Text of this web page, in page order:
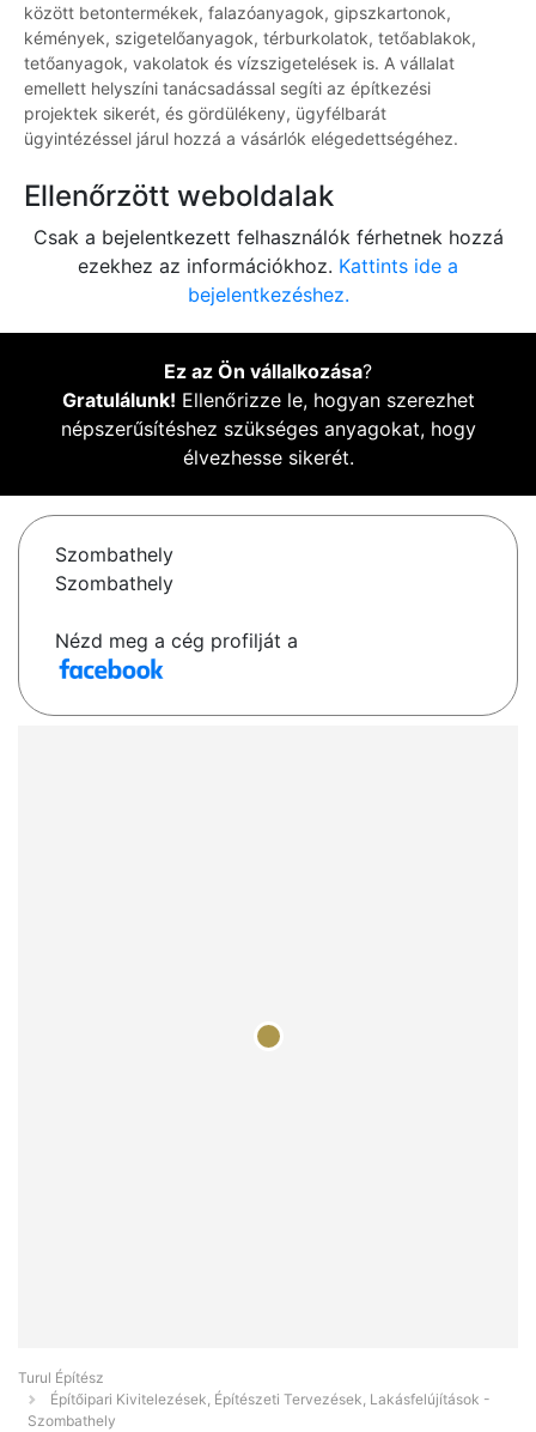
között betontermékek, falazóanyagok, gipszkartonok,
kémények, szigetelőanyagok, térburkolatok, tetőablakok,
tetőanyagok, vakolatok és vízszigetelések is. A vállalat
emellett helyszíni tanácsadással segíti az építkezési
projektek sikerét, és gördülékeny, ügyfélbarát
ügyintézéssel járul hozzá a vásárlók elégedettségéhez.
Ellenőrzött weboldalak
Csak a bejelentkezett felhasználók férhetnek hozzá
ezekhez az információkhoz. Kattints ide a
bejelentkezéshez.
Ez az Ön vállalkozása?
Gratulálunk! Ellenőrizze le, hogyan szerezhet
népszerűsítéshez szükséges anyagokat, hogy
élvezhesse sikerét.
Szombathely
Szombathely
Nézd meg a cég profilját a
Turul Építész
Építőipari Kivitelezések, Építészeti Tervezések, Lakásfelújítások -
Szombathely